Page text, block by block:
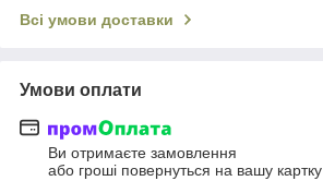
Всі умови доставки
Умови оплати
Ви отримаєте замовлення
або гроші повернуться на вашу картку